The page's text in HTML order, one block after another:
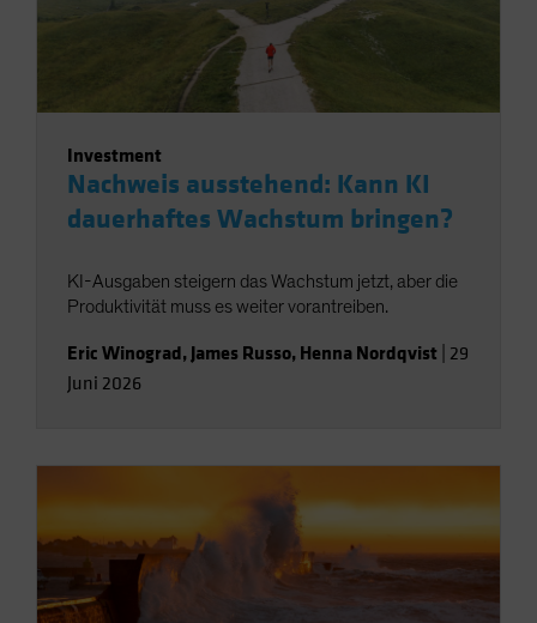
Investment
Nachweis ausstehend: Kann KI
dauerhaftes Wachstum bringen?
KI-Ausgaben steigern das Wachstum jetzt, aber die
Produktivität muss es weiter vorantreiben.
Eric Winograd,James Russo, Henna Nordqvist 29
Juni 2026